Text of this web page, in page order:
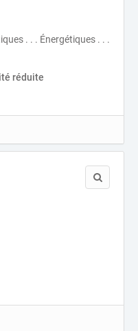
. . . Énergétiques . . .
réduite